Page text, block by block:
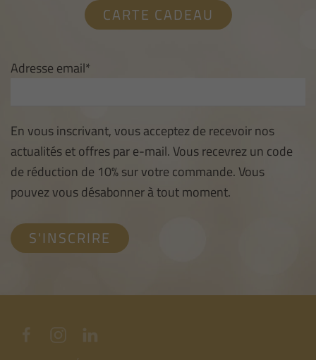
CARTE CADEAU
Adresse email*
En vous inscrivant, vous acceptez de recevoir nos
actualités et offres par e-mail. Vous recevrez un code
de réduction de 10% sur votre commande. Vous
pouvez vous désabonner à tout moment.